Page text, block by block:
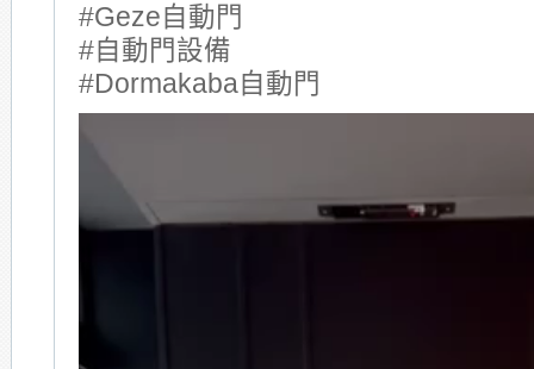
#Geze自動門
#自動門設備
#Dormakaba自動門